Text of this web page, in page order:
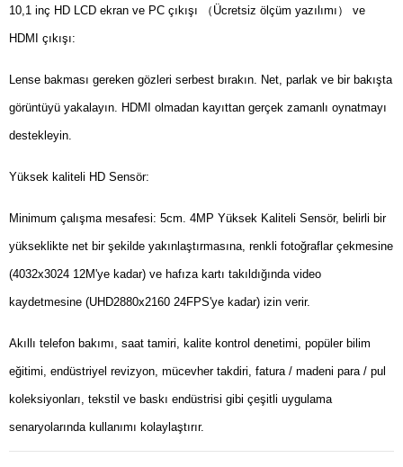
10,1 inç HD LCD ekran ve PC çıkışı （Ücretsiz ölçüm yazılımı） ve
HDMI çıkışı:
Lense bakması gereken gözleri serbest bırakın. Net, parlak ve bir bakışta
görüntüyü yakalayın. HDMI olmadan kayıttan gerçek zamanlı oynatmayı
destekleyin.
Yüksek kaliteli HD Sensör:
Minimum çalışma mesafesi: 5cm. 4MP Yüksek Kaliteli Sensör, belirli bir
yükseklikte net bir şekilde yakınlaştırmasına, renkli fotoğraflar çekmesine
(4032x3024 12M'ye kadar) ve hafıza kartı takıldığında video
kaydetmesine (UHD2880x2160 24FPS'ye kadar) izin verir.
Akıllı telefon bakımı, saat tamiri, kalite kontrol denetimi, popüler bilim
eğitimi, endüstriyel revizyon, mücevher takdiri, fatura / madeni para / pul
koleksiyonları, tekstil ve baskı endüstrisi gibi çeşitli uygulama
senaryolarında kullanımı kolaylaştırır.